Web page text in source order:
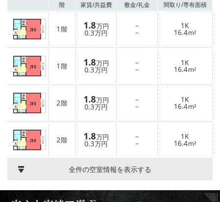
階 家賃/共益費 敷金/礼金 間取り/専有面積
1 階 1.8万円
0.3万円
－
－
1K
16.4m²
1 階 1.8万円
0.3万円
－
－
1K
16.4m²
2階 1.8万円
0.3万円
－
－
1K
16.4m²
2階 1.8万円
0.3万円
－
－
1K
16.4m²
全件の空室情報を表示する